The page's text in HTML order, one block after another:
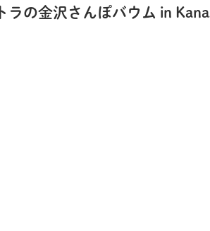
トラの金沢さんぽバウム in